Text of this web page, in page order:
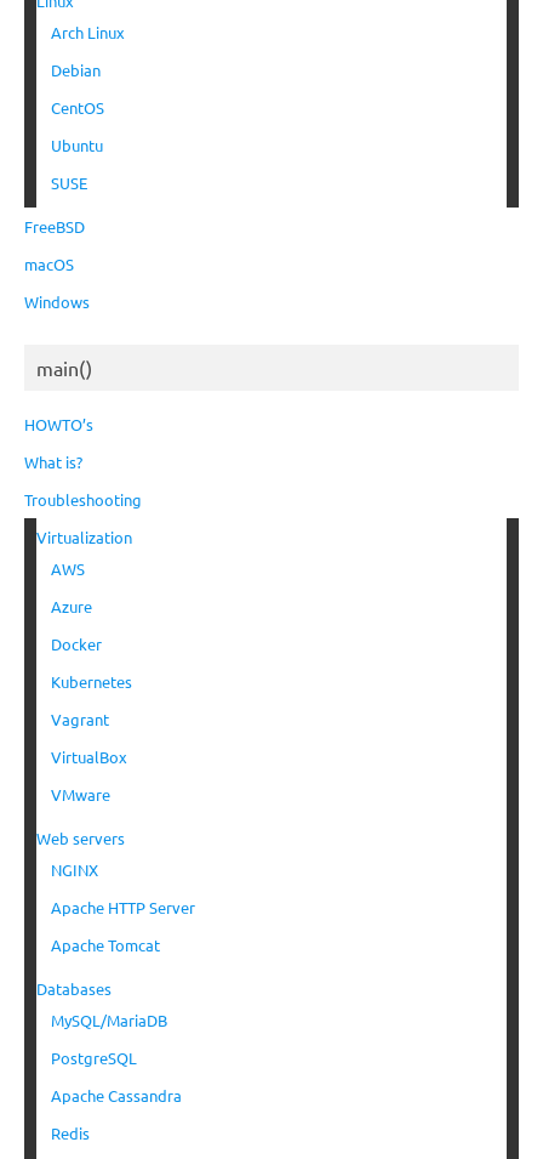
Arch Linux
Debian
CentOS
Ubuntu
SUSE
FreeBSD
macOS
Windows
main()
HOWTO’s
What is?
Troubleshooting
Virtualization
AWS
Azure
Docker
Kubernetes
Vagrant
VirtualBox
VMware
Web servers
NGINX
Apache HTTP Server
Apache Tomcat
Databases
MySQL/MariaDB
PostgreSQL
Apache Cassandra
Redis